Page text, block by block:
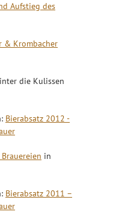
Aufstieg des
& Krombacher
die Kulissen
Bierabsatz 2012 -
in
Bierabsatz 2011 –